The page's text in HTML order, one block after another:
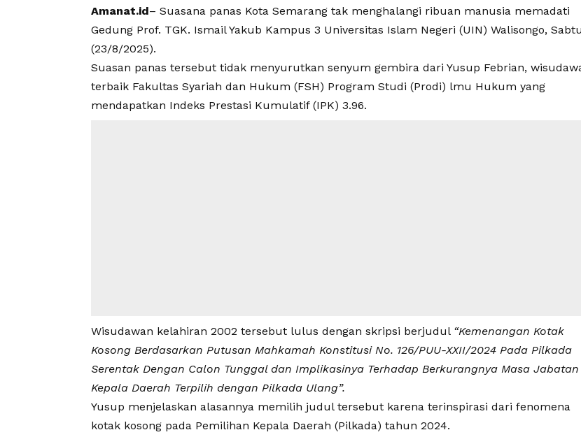
Amanat.id– Suasana panas Kota Semarang tak menghalangi ribuan manusia memadati
Gedung Prof. TGK. Ismail Yakub Kampus 3 Universitas Islam Negeri (UIN) Walisongo, Sabtu
(23/8/2025).
Suasan panas tersebut tidak menyurutkan senyum gembira dari Yusup Febrian,
terbaik Fakultas Syariah dan Hukum (FSH) Program Studi (Prodi) lmu Hukum yang
mendapatkan Indeks Prestasi Kumulatif (IPK) 3.96.
Wisudawan kelahiran 2002 tersebut lulus dengan skripsi berjudul “Kemenangan Kotak
Kosong Berdasarkan Putusan Mahkamah Konstitusi No. 126/PUU-XXII/2024 Pada Pilkada
Serentak Dengan Calon Tunggal dan Implikasinya Terhadap Berkurangnya Masa Jabatan
Kepala Daerah Terpilih dengan Pilkada Ulang”.
Yusup menjelaskan alasannya memilih judul tersebut karena terinspirasi dari fenomena
kotak kosong pada Pemilihan Kepala Daerah (Pilkada) tahun 2024.